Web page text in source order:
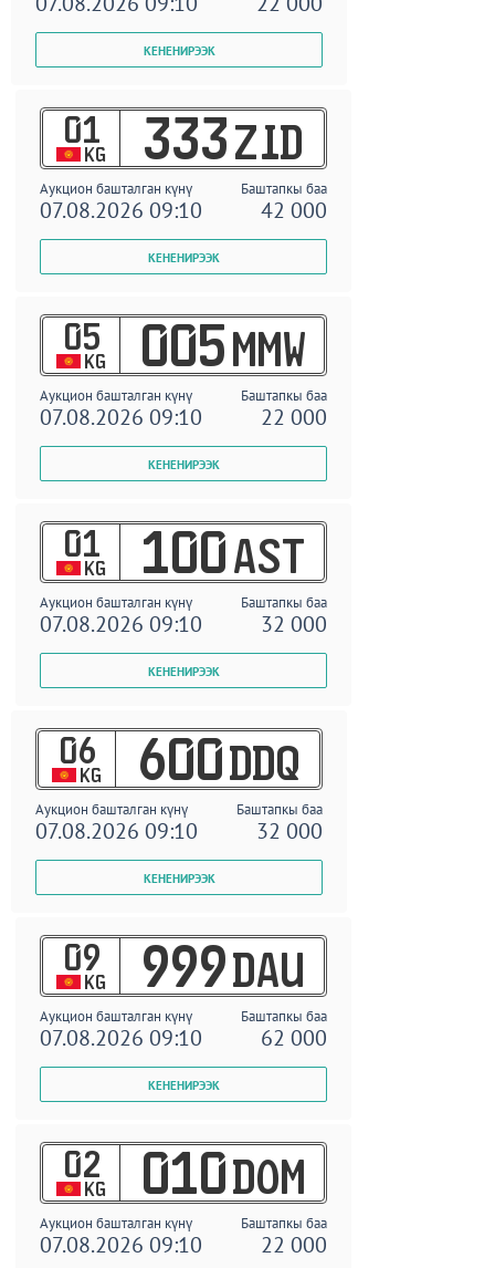
01
KG 333 ZID
Аукцион башталган күнү Баштапкы баа
07.08.2026 09:10 42 000
05
KG 005 MMW
Аукцион башталган күнү Баштапкы баа
07.08.2026 09:10 22 000
01
KG 100 AST
Аукцион башталган күнү Баштапкы баа
07.08.2026 09:10 32 000
06
KG 600 DDQ
Аукцион башталган күнү Баштапкы баа
07.08.2026 09:10 32 000
09
KG 999 DAU
Аукцион башталган күнү Баштапкы баа
07.08.2026 09:10 62 000
02
KG 010 DOM
Аукцион башталган күнү Баштапкы баа
07.08.2026 09:10 22 000